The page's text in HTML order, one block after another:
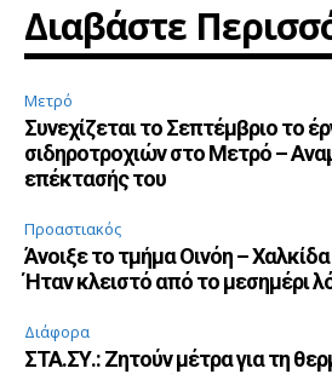
Διαβάστε
Μετρό
Συνεχίζεται το Σεπτέμβριο το
σιδηροτροχιών στο Μετρό –
επέκτασής του
Προαστιακός
Άνοιξε το τμήμα Οινόη –
Ήταν κλειστό από το μεσημέρι
Διάφορα
ΣΤΑ.ΣΥ.: Ζητούν μέτρα για τη